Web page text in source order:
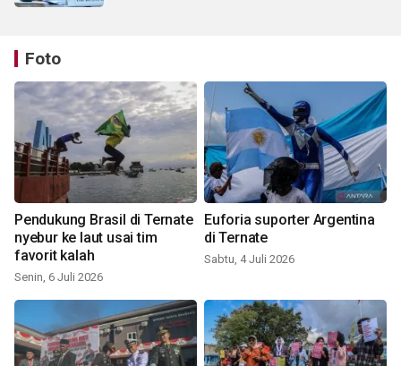
Foto
Pendukung Brasil di Ternate
nyebur ke laut usai tim
favorit kalah
Senin, 6 Juli 2026
Euforia suporter Argentina
di Ternate
Sabtu, 4 Juli 2026